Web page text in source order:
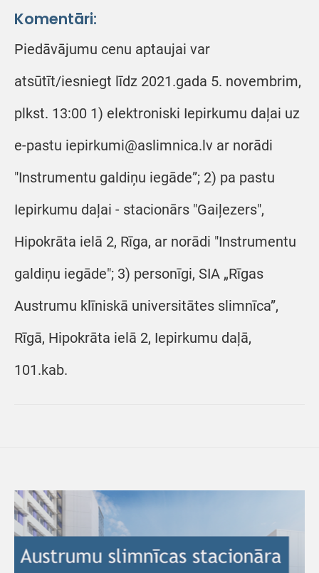
Komentāri:
Piedāvājumu cenu aptaujai var
atsūtīt/iesniegt līdz 2021.gada 5. novembrim,
plkst. 13:00 1) elektroniski Iepirkumu daļai uz
e-pastu iepirkumi@aslimnica.lv ar norādi
"Instrumentu galdiņu iegāde”; 2) pa pastu
Iepirkumu daļai - stacionārs "Gaiļezers",
Hipokrāta ielā 2, Rīga, ar norādi "Instrumentu
galdiņu iegāde"; 3) personīgi, SIA „Rīgas
Austrumu klīniskā universitātes slimnīca”,
Rīgā, Hipokrāta ielā 2, Iepirkumu daļā,
101.kab.